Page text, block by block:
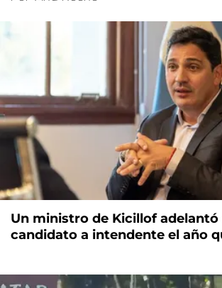
Un ministro de Kicillof adelantó
candidato a intendente el año